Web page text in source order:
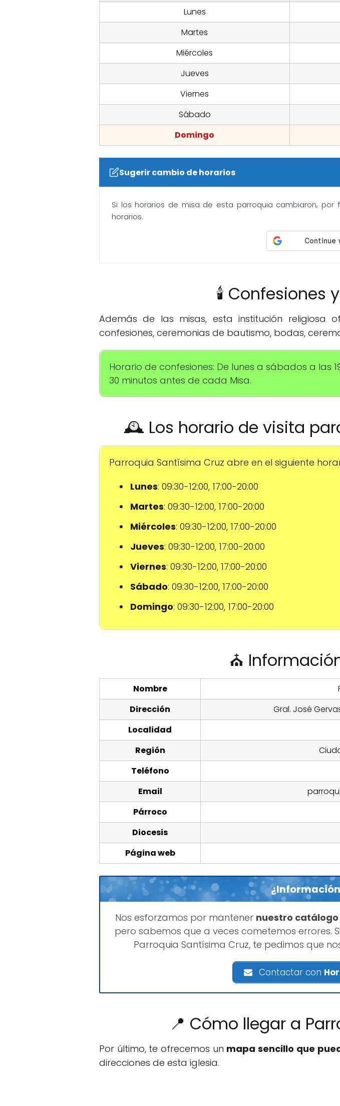
Lunes
Martes
Miércoles
Jueves
Viernes
Sábado
Domingo
Sugerir cambio de horarios
Si los horarios de misa de esta parroquia cambiaron,
horarios.
🕯️ Confesiones
Además de las misas, esta institución religiosa
confesiones, ceremonias de bautismo, bodas,
Horario de confesiones: De lunes a sábados a las
30 minutos antes de cada Misa.
🕰️ Los horario de visita
Parroquia Santísima Cruz abre en el siguiente
Lunes: 09:30-12:00, 17:00-20:00
Martes: 09:30-12:00, 17:00-20:00
Miércoles: 09:30-12:00, 17:00-20:00
Jueves: 09:30-12:00, 17:00-20:00
Viernes: 09:30-12:00, 17:00-20:00
Sábado: 09:30-12:00, 17:00-20:00
Domingo: 09:30-12:00, 17:00-20:00
⛪
Nombre
Dirección
Gral. José
Localidad
Región
Teléfono
Email
Párroco
Diocesis
Página web
Nos esforzamos por mantener nuestro
pero sabemos que a veces cometemos
Parroquia Santísima Cruz, te pedimos que
Contactar con
📍 Cómo llegar a
Por último, te ofrecemos un mapa sencillo que
direcciones de esta iglesia.